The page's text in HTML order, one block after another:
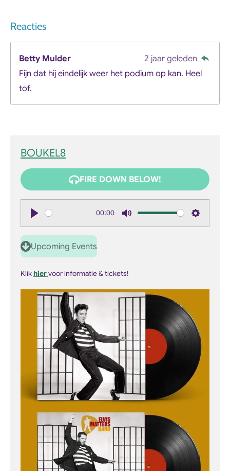
Reacties
Betty Mulder
2 jaar geleden
Fijn dat hij eindelijk weer het podium op kan. Heel
tof.
BOUKEL8
FIRE DOWN BELOW!
P
l
a
00:00
M
S
s
Upcoming Events
Klikhiervoor informatie & tickets!